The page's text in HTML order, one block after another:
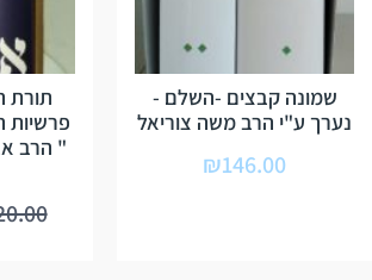
שמונה קבצים -השלם -
נערך ע"י הרב משה צוריאל
₪146.00
תורת
פרשיות
" הרב